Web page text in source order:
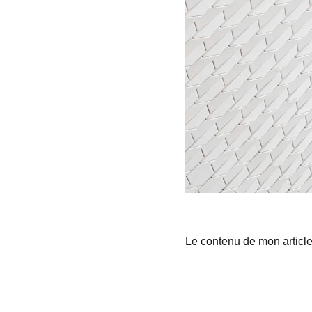
Le contenu de mon article